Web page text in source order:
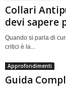
Collari
devi sapere
Quando si parla di
critici è la...
Approfondimenti
Guida